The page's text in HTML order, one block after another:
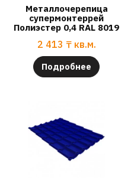
Металлочерепица
супермонтеррей
Полиэстер 0,4 RAL 8019
2 413 ₸ кв.м.
Подробнее